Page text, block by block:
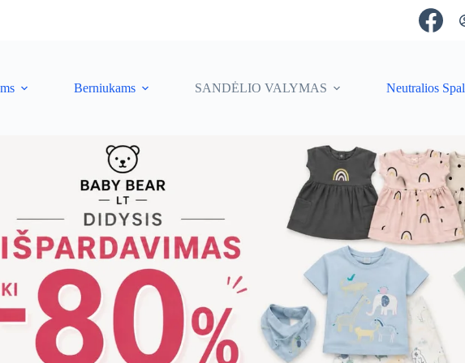
Berniukams SANDĖLIO VALYMAS Neutralios